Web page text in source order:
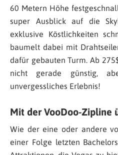
60 Metern Höhe
super Ausblick auf die
exklusive Köstlichkeiten
baumelt dabei mit
dafür gebauten Turm. Ab
nicht gerade günstig,
unvergessliches Erlebnis!
Mit der VooDoo-Zipline
Wie der eine oder andere
einer Folge letzten